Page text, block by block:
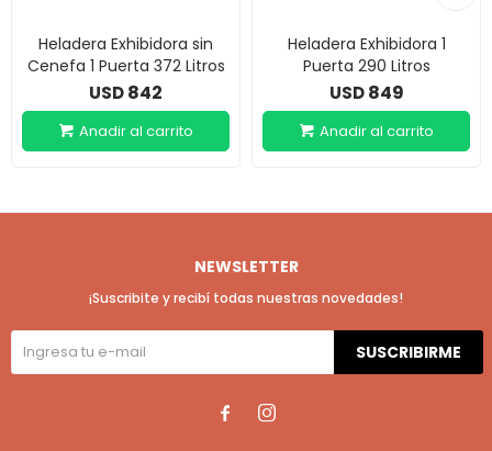
Heladera Exhibidora sin
Cenefa 1 Puerta 372 Litros
USD842
Heladera Exhibidora 1
Puerta 290 Litros
USD 849
NEWSLETTER
¡Suscribite y recibí todas nuestras novedades!
SUSCRIBIRME
 